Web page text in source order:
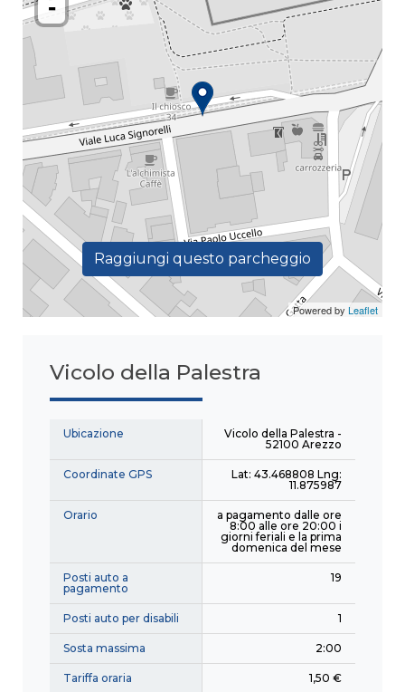
-
Powered by Leaflet
Raggiungi questo parcheggio
Vicolo della Palestra
Ubicazione
Vicolo della Palestra -
52100 Arezzo
Coordinate GPS
Lat: 43.468808 Lng:
11.875987
Orario
a pagamento dalle ore
8:00 alle ore 20:00 i
giorni feriali e la prima
domenica del mese
Posti auto a
pagamento
19
Posti auto per disabili 1
Sosta massima 2:00
Tariffa oraria 1,50 €